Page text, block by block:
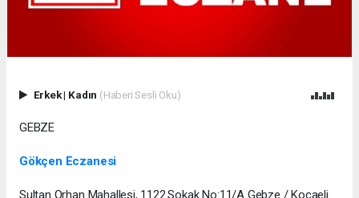
Erkek| Kadın (Haberi Sesli Oku)
GEBZE
Gökçen Eczanesi
Sultan Orhan Mahallesi, 1122.Sokak No:11/A Gebze / Kocaeli